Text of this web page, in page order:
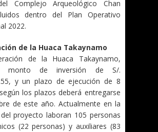
Complejo Arqueológico Chan
dentro del Plan Operativo
2022.
de la Huaca Takaynamo
de la Huaca Takaynamo,
monto de inversión de S/.
y un plazo de ejecución de 8
los plazos deberá entregarse
de este año. Actualmente en la
proyecto laboran 105 personas
(22 personas) y auxiliares (83